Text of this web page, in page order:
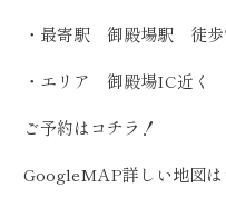
・最寄駅 御殿場駅 徒歩
・エリア 御殿場IC近く
ご予約はコチラ！
GoogleMAP詳しい地図は